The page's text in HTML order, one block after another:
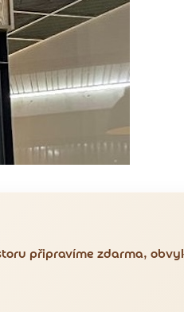
připravíme zdarma,